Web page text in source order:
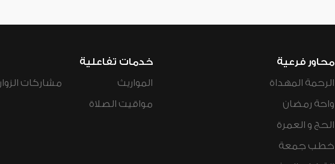
محاور فرعية
الرحمة المهداة
واحة رمضان
الحج و العمرة
خطب جمعة
خدمات تفاعلية
المواريث
مواقيت الصلاة
مشاركات الزوار